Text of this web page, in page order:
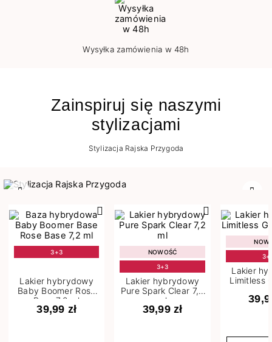
Wysyłka zamówienia w 48h
Zainspiruj się naszymi
stylizacjami
Stylizacja Rajska Przygoda
3+3
Lakier hybrydowy
Baby Boomer Rose
Base 7,2 ml
39,99 zł
NOWOŚĆ
3+3
Lakier hybrydowy
Pure Spark Clear 7,2
ml
39,99 zł
Lakier
Limitless